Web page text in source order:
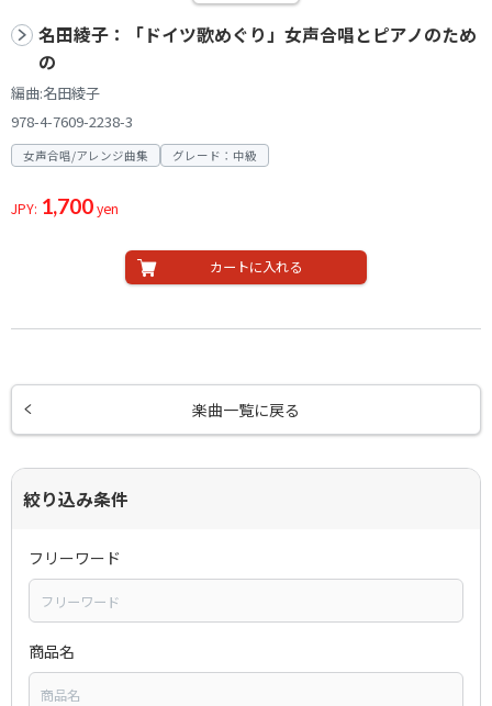
名田綾子：「ドイツ歌めぐり」女声合唱とピアノのため
の
編曲:名田綾子
978-4-7609-2238-3
女声合唱/アレンジ曲集 グレード：中級
JPY: 1,700yen
カートに入れる
楽曲一覧に戻る
絞り込み条件
フリーワード
商品名